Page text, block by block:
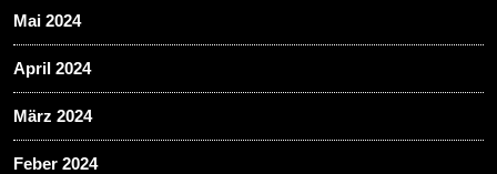
Mai 2024
April 2024
März 2024
Feber 2024